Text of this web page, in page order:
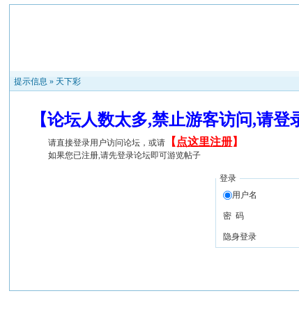
提示信息 » 天下彩
【论坛人数太多,禁止游客访问,请
请直接登录用户访问论坛，或请 【 点这里注册】
如果您已注册,请先登录论坛即可游览帖子
登录
用户名
密 码
隐身登录